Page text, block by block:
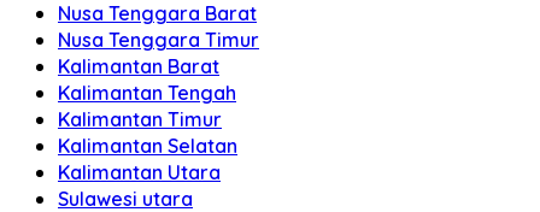
Nusa Tenggara Barat
Nusa Tenggara Timur
Kalimantan Barat
Kalimantan Tengah
Kalimantan Timur
Kalimantan Selatan
Kalimantan Utara
Sulawesi utara